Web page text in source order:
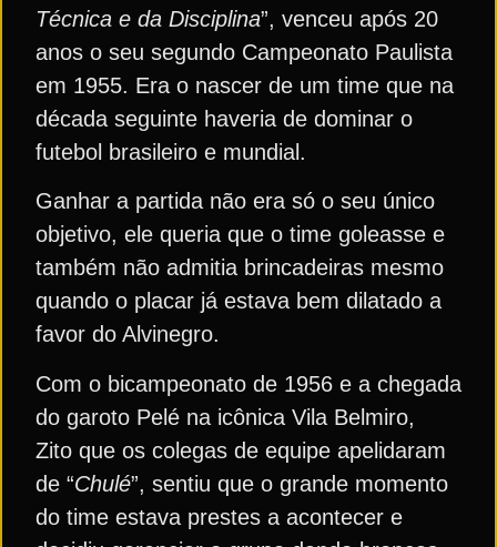
Técnica e da Disciplina”, venceu após 20
anos o seu segundo Campeonato Paulista
em 1955. Era o nascer de um time que na
década seguinte haveria de dominar o
futebol brasileiro e mundial.
Ganhar a partida não era só o seu único
objetivo, ele queria que o time goleasse e
também não admitia brincadeiras mesmo
quando o placar já estava bem dilatado a
favor do Alvinegro.
Com o bicampeonato de 1956 e a chegada
do garoto Pelé na icônica Vila Belmiro,
Zito que os colegas de equipe apelidaram
de “Chulé”, sentiu que o grande momento
do time estava prestes a acontecer e